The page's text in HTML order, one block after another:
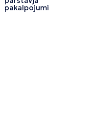
pakalpojumi